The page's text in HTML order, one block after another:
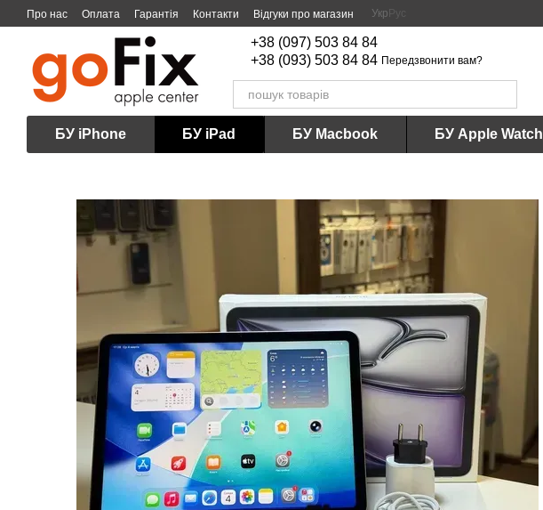
Перейти до основного контенту
Про нас Оплата Гарантія Контакти Відгуки про магазин Укр Рус
+38 (097) 503 84 84
+38 (093) 503 84 84 Передзвонити вам?
БУ iPhone БУ iPad БУ Macbook БУ Apple Watch